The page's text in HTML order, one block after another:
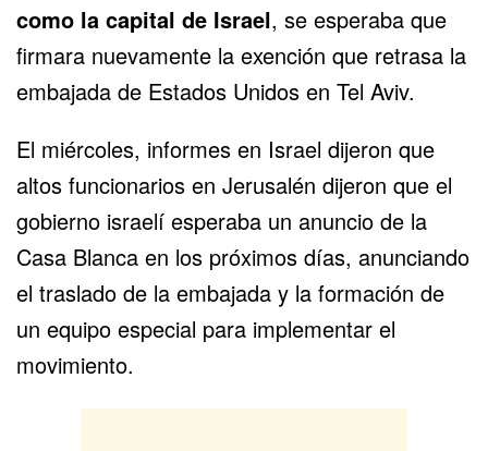
como la capital de Israel, se esperaba que
firmara nuevamente la exención que retrasa la
embajada de Estados Unidos en Tel Aviv.
El miércoles, informes en Israel dijeron que
altos funcionarios en Jerusalén dijeron que el
gobierno israelí esperaba un anuncio de la
Casa Blanca en los próximos días, anunciando
el traslado de la embajada y la formación de
un equipo especial para implementar el
movimiento.